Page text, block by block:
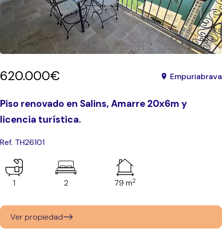
620.000€ Empuriabrava
Piso renovado en Salins, Amarre 20x6m y
licencia turística.
Ref. TH26101
1 2 79 m2
Ver propiedad